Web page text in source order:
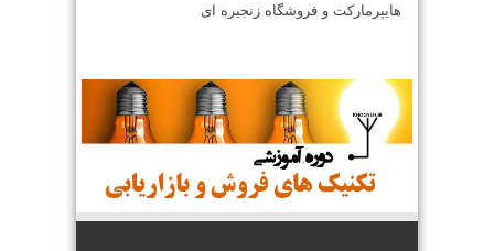
هایپرمارکت و فروشگاه زنجیره ای